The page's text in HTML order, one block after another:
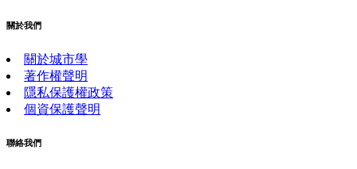
關於我們
關於城市學
著作權聲明
隱私保護權政策
個資保護聲明
聯絡我們